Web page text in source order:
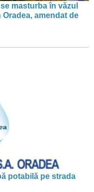
masturba în văzul
amendat de
potabilă pe strada